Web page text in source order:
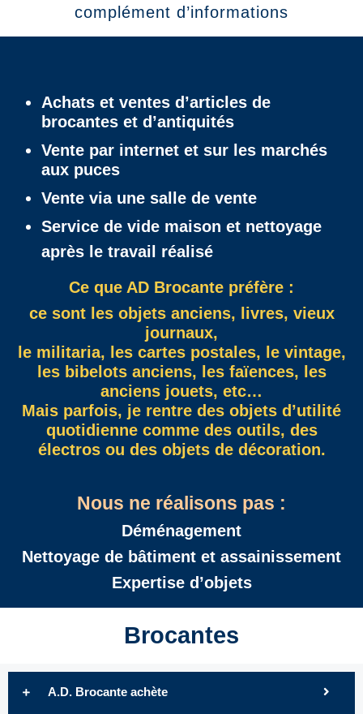
complément d’informations
Achats et ventes d’articles de
brocantes et d’antiquités
Vente par internet et sur les marchés
aux puces
Vente via une salle de vente
Service de vide maison et nettoyage
après le travail réalisé
Ce que AD Brocante préfère :
ce sont les objets anciens, livres, vieux
journaux,
le militaria, les cartes postales, le vintage,
les bibelots anciens, les faïences, les
anciens jouets, etc…
Mais parfois, je rentre des objets d’utilité
quotidienne comme des outils, des
électros ou des objets de décoration.
Nous ne réalisons pas :
Déménagement
Nettoyage de bâtiment et assainissement
Expertise d’objets
Brocantes
A.D. Brocante achète